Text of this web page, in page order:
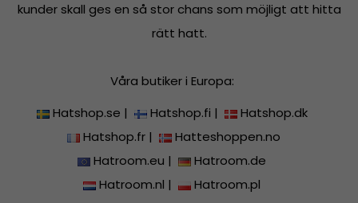
kunder skall ges en så stor chans som möjligt att hitta
rätt hatt.
Våra butiker i Europa:
Hatshop.se | Hatshop.fi |
Hatshop.dk
Hatshop.fr|
Hatteshoppen.no
Hatroom.eu |
Hatroom.de
Hatroom.nl | Hatroom.pl